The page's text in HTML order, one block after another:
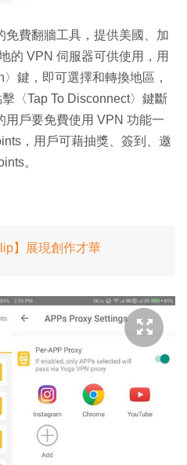
免費翻牆工具，提供美國、加
的 VPN 伺服器可供使用，用
鍵，即可選擇和轉換地區，
〈Tap To Disconnect〉鍵斷
用戶要免費使用 VPN 功能一
，用戶可藉抽獎、簽到、邀
。
】展現創作才華